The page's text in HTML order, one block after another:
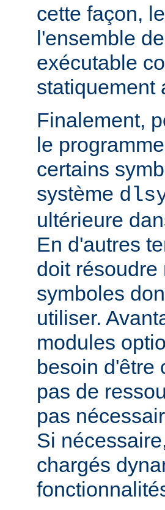
cette façon,
l'ensemble
exécutable
statiquement
Finalement,
le
certains
système
ultérieure
En d'autres
doit
symboles
utiliser.
modules
besoin d'être
pas de
pas
Si
chargés